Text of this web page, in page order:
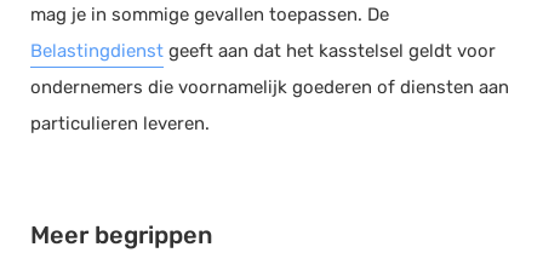
ERP
Rapportage
PSP
Verlof en verzuim
Website
mag je in sommige gevallen toepassen. De
Belastingdienst geeft aan dat het kasstelsel geldt voor
ondernemers die voornamelijk goederen of diensten aan
particulieren leveren.
Meer begrippen